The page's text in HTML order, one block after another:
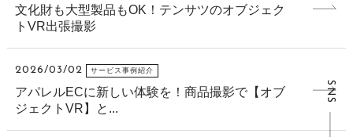
SNS
文化財も大型製品もOK！テンサツのオブジェク
トVR出張撮影
2026/03/02 サービス事例紹介
アパレルECに新しい体験を！商品撮影で【オブ
ジェクトVR】と...